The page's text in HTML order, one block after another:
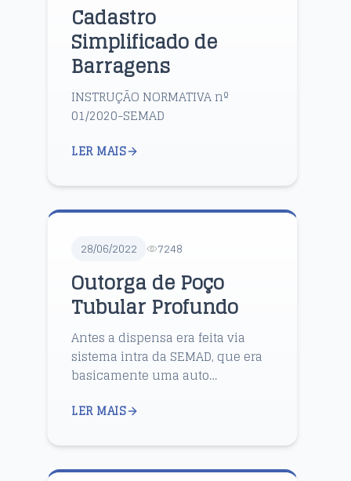
Cadastro
Simplificado de
Barragens
INSTRUÇÃO NORMATIVA nº
01/2020-SEMAD
LER MAIS
28/06/2022 7248
Outorga de Poço
Tubular Profundo
Antes a dispensa era feita via
sistema intra da SEMAD, que era
basicamente uma auto
análise. Se preenchia o
gerada, ap...
LER MAIS